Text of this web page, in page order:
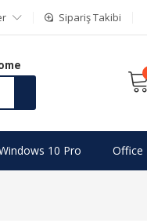
Sipariş Takibi
10 Pro Office